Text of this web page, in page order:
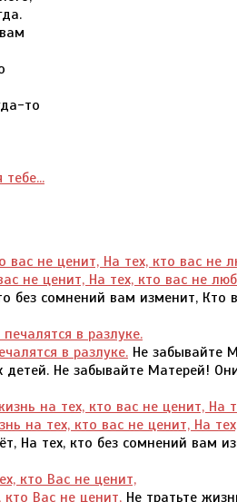
то
не ценит, На тех, кто вас не
без сомнений вам изменит, Кто
в разлуке. Не забывайте
детей. Не забывайте Матерей!
на тех, кто вас не ценит, На
На тех, кто без сомнений вам
Вас не ценит, Не тратьте